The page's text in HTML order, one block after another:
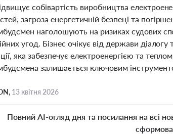
собівартість виробництва
загроза енергетичній безпеці та
наголошують на ризиках судових
угод. Бізнес очікує від держави
яка забезпечує електроенергією та
залишається ключовим
13 квітня 2026
Повний AI-огляд дня та посилання на всі